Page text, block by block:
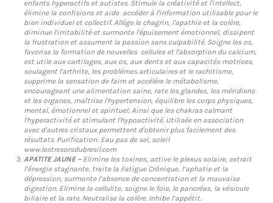
enfants hyperactifs et autistes. Stimule la créativité et l'intellect,
élimine la confisions et aide accéder à l'information utilisable pour le
bien individuel et collectif. Allége le chagrin, l'apathie et la colère,
diminue l'irritabilité et surmonte l'épuisement émotionnel, dissipent
la frustration et assument la passion sans culpabilité. Soigne les os,
favorise la formation de nouvelles cellules et l'absorption du calcium,
est utile aux cartilages, aux os, aux dents et aux capacités motrices,
soulagent l'arthrite, les problèmes articulaires et le rachitisme,
supprime la sensation de faim et accélère le métabolisme,
encourageant une alimentation saine, rate les glandes, les méridiens
et les organes, maîtrise l'hypertension, équilibre les corps physiques,
mental, émotionnel et spirituel; Ainsi que les chakras calmant
l'hyperactivité et stimulant l'hypoactivité. Utilisée en association
avec d'autres cristaux permettent d'obtenir plus facilement des
résultats. Purification: Eau pas de sel, soleil
www.lestresorsdubresil.com
APATITE JAUNE – Elimine les toxines, active le plexus solaire, extrait
l’énergie stagnante, traite la Fatigue Crônique, l’aphatie et la
dépression, surmonte l’absence de concentration et la mauvaise
digestion. Elimine la cellulite, soigne le foie, le pancréas, la vésicule
biliaire et la rate. Neutralise la colère. Inhibe l’appétit.